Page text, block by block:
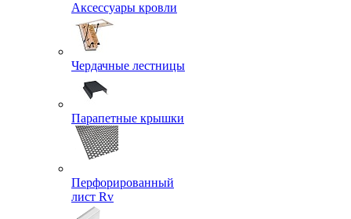
Аксессуары кровли
Чердачные лестницы
Парапетные крышки
Перфорированный
лист Rv